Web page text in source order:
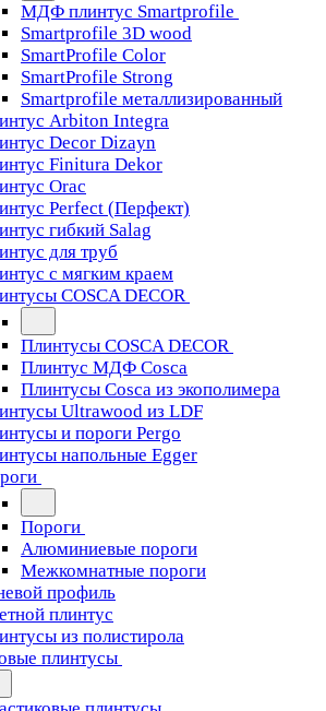
МДФ плинтус Smartprofile
Smartprofile 3D wood
SmartProfile Color
SmartProfile Strong
Smartprofile металлизированный
Arbiton Integra
Decor Dizayn
Finitura Dekor
Orac
Perfect (Перфект)
гибкий Salag
для труб
с мягким краем
COSCA DECOR
Плинтусы COSCA DECOR
Плинтус МДФ Cosca
Плинтусы Cosca из экополимера
Ultrawood из LDF
и пороги Pergo
напольные Egger
Пороги
Алюминиевые пороги
Межкомнатные пороги
профиль
плинтус
из полистирола
плинтусы